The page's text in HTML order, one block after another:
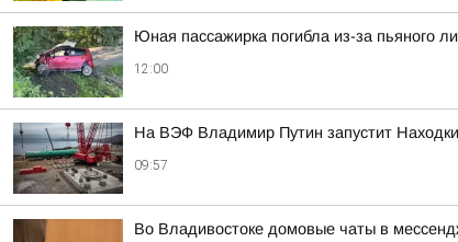
Юная пассажирка погибла из-за пьяного
12:00
На ВЭФ Владимир Путин запустит
09:57
Во Владивостоке домовые чаты в